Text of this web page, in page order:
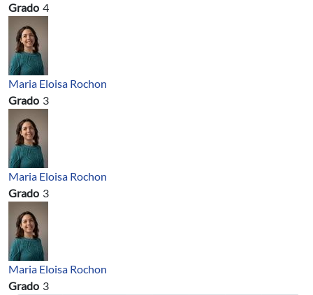
Grado 4
Maria Eloisa Rochon
Grado 3
Maria Eloisa Rochon
Grado 3
Maria Eloisa Rochon
Grado 3